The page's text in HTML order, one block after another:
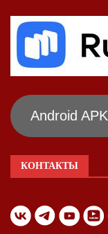
Android APK
КОНТАКТЫ